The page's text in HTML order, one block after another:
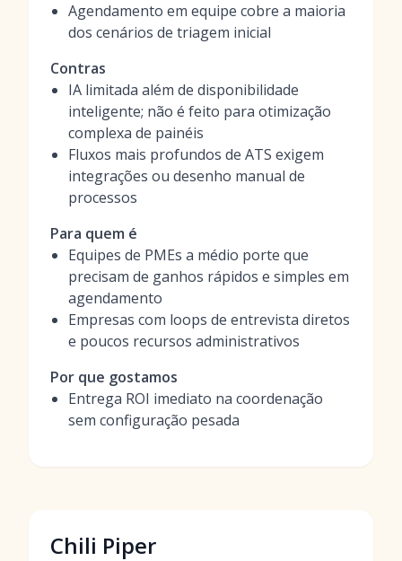
Agendamento em equipe cobre a maioria
dos cenários de triagem inicial
Contras
IA limitada além de disponibilidade
inteligente; não é feito para otimização
complexa de painéis
Fluxos mais profundos de ATS exigem
integrações ou desenho manual de
processos
Para quem é
Equipes de PMEs a médio porte que
precisam de ganhos rápidos e simples em
agendamento
Empresas com loops de entrevista diretos
e poucos recursos administrativos
Por que gostamos
Entrega ROI imediato na coordenação
sem configuração pesada
Chili Piper